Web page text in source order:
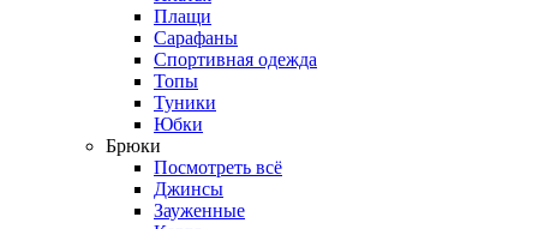
Плащи
Сарафаны
Спортивная одежда
Топы
Туники
Юбки
Брюки
Посмотреть всё
Джинсы
Зауженные